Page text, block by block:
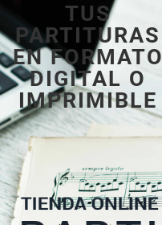
TUS
PARTITURAS
EN FORMATO
DIGITAL O
IMPRIMIBLE